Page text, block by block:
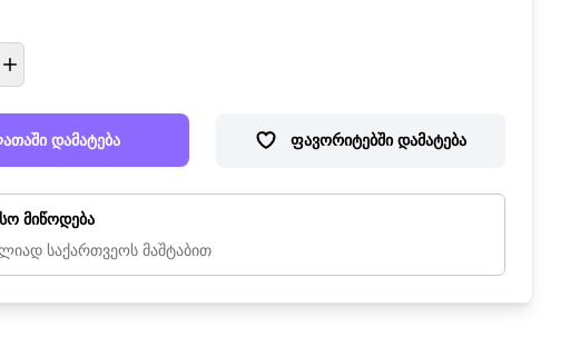
დამატება ფავორიტებში დამატება
მიწოდება
საქართვეოს მაშტაბით